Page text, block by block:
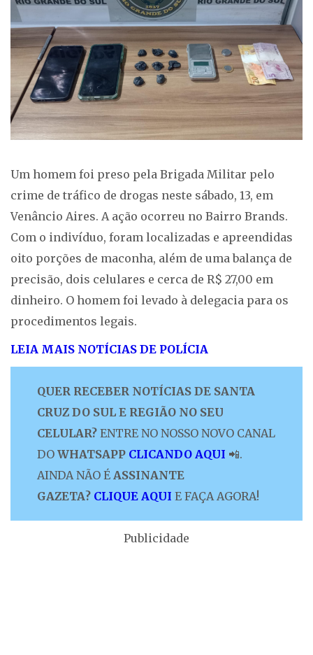
Um homem foi preso pela Brigada Militar pelo
crime de tráfico de drogas neste sábado, 13, em
Venâncio Aires. A ação ocorreu no Bairro Brands.
Com o indivíduo, foram localizadas e apreendidas
oito porções de maconha, além de uma balança de
precisão, dois celulares e cerca de R$ 27,00 em
dinheiro. O homem foi levado à delegacia para os
procedimentos legais.
LEIA MAIS NOTÍCIAS DE POLÍCIA
QUER RECEBER NOTÍCIAS DE SANTA
CRUZ DO SUL E REGIÃO NO SEU
CELULAR? ENTRE NO NOSSO NOVO CANAL
DO WHATSAPP CLICANDO AQUI 📲.
AINDA NÃO É ASSINANTE
GAZETA? CLIQUE AQUI E FAÇA AGORA!
Publicidade